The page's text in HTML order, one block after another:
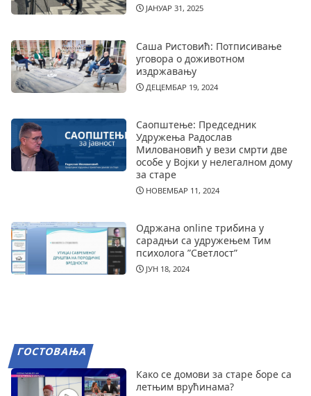
ЈАНУАР 31, 2025
Саша Ристовић: Потписивање
уговора о доживотном
издржавању
ДЕЦЕМБАР 19, 2024
Саопштење: Председник
Удружења Радослав
Миловановић у вези смрти две
особе у Војки у нелегалном дому
за старе
НОВЕМБАР 11, 2024
Одржана online трибина у
сарадњи са удружењем Тим
психолога ”Светлост”
ЈУН 18, 2024
ГОСТОВАЊА
Како се домови за старе боре са
летњим врућинама?